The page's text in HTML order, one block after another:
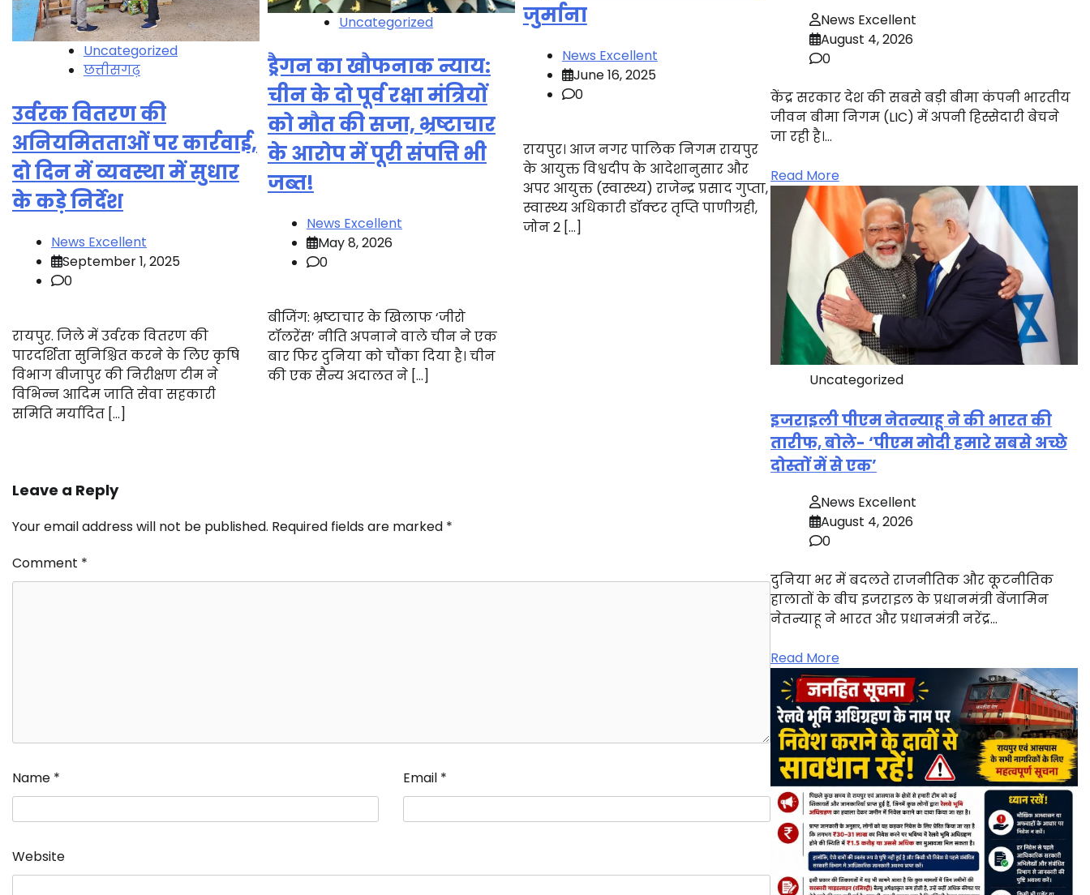
Uncategorized
छत्तीसगढ़
उर्वरक वितरण की
अनियमितताओं पर कार्रवाई,
दो दिन में व्यवस्था में सुधार
के कड़े निर्देश
News Excellent
September 1, 2025
0
रायपुर. जिले में उर्वरक वितरण की
पारदर्शिता सुनिश्चित करने के लिए कृषि
विभाग बीजापुर की निरीक्षण टीम ने
विभिन्न आदिम जाति सेवा सहकारी
समिति मर्यादित […]
Uncategorized
ड्रैगन का खौफनाक न्याय:
चीन के दो पूर्व रक्षा मंत्रियों
को मौत की सजा, भ्रष्टाचार
के आरोप में पूरी संपत्ति भी
जब्त!
News Excellent
May 8, 2026
0
बीजिंग: भ्रष्टाचार के खिलाफ ‘जीरो
टॉलरेंस’ नीति अपनाने वाले चीन ने एक
बार फिर दुनिया को चौंका दिया है। चीन
की एक सैन्य अदालत ने […]
जुर्माना
News Excellent
June 16, 2025
0
रायपुर। आज नगर पालिक निगम रायपुर
के आयुक्त विश्वदीप के आदेशानुसार और
अपर आयुक्त (स्वास्थ्य) राजेन्द्र प्रसाद गुप्ता,
स्वास्थ्य अधिकारी डॉक्टर तृप्ति पाणीग्रही,
जोन 2 […]
Leave a Reply
Your email address will not be published. Required fields are marked *
Comment *
Name * Email *
Website
News Excellent
August 4, 2026
0
केंद्र सरकार देश की सबसे बड़ी बीमा कंपनी भारतीय
जीवन बीमा निगम (LIC) में अपनी हिस्सेदारी बेचने
जा रही है।…
Read More
Uncategorized
इजराइली पीएम नेतन्याहू ने की भारत की
तारीफ, बोले- ‘पीएम मोदी हमारे सबसे अच्छे
दोस्तों में से एक’
News Excellent
August 4, 2026
0
दुनिया भर में बदलते राजनीतिक और कूटनीतिक
हालातों के बीच इजराइल के प्रधानमंत्री बेंजामिन
नेतन्याहू ने भारत और प्रधानमंत्री नरेंद्र…
Read More